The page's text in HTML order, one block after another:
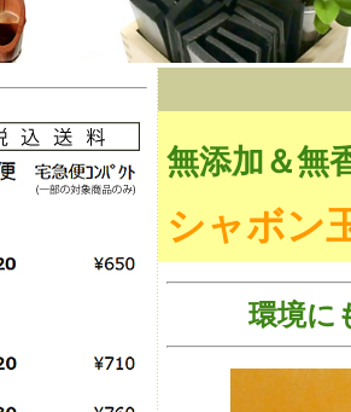
無添加＆無
シャボン
環境に